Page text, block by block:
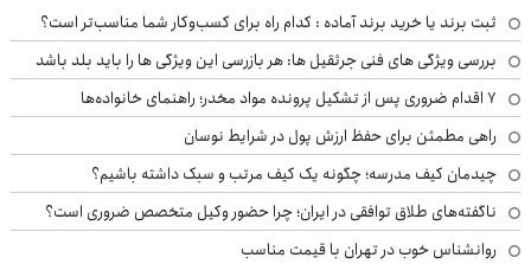
ثبت برند یا خرید برند آماده : کدام راه برای کسب‌وکار شما مناسب‌تر است؟
بررسی ویژگی های فنی جرثقیل ها: هر بازرسی این ویژگی ها را باید بلد باشد
۷ اقدام ضروری پس از تشکیل پرونده مواد مخدر؛ راهنمای خانواده‌ها
راهی مطمئن برای حفظ ارزش پول در شرایط نوسان
چیدمان کیف مدرسه؛ چگونه یک کیف مرتب و سبک داشته باشیم؟
ناگفته‌های طلاق توافقی در ایران؛ چرا حضور وکیل متخصص ضروری است؟
روانشناس خوب در تهران با قیمت مناسب